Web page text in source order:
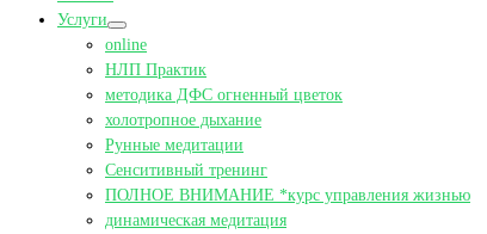
Услуги
online
НЛП Практик
методика ДФС огненный цветок
холотропное дыхание
Рунные медитации
Сенситивный тренинг
ПОЛНОЕ ВНИМАНИЕ *курс управления жизнью
динамическая медитация